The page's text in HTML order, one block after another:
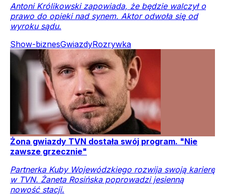
Antoni Królikowski zapowiada, że będzie walczył o
prawo do opieki nad synem. Aktor odwoła się od
wyroku sądu.
Show-biznesGwiazdyRozrywka
Żona gwiazdy TVN dostała swój program. "Nie
zawsze grzecznie"
Partnerka Kuby Wojewódzkiego rozwija swoją karierę
w TVN. Żaneta Rosińska poprowadzi jesienną
nowość stacji.